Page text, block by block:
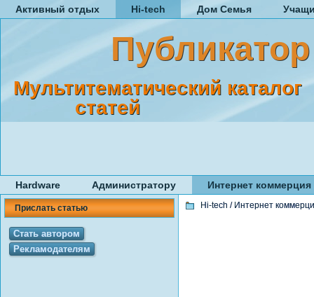
Активный отдых Hi-tech Дом Семья
Публикатор
Мультитематический каталог
статей
Hardware Администратору Интернет коммерция
Прислать статью
Стать автором
Рекламодателям
Hi-tech / Интернет